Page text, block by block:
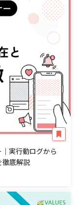
｜実行動ログから
徹底解説